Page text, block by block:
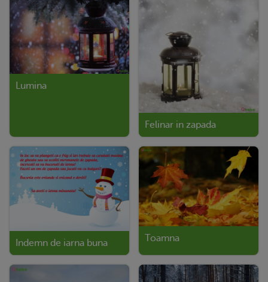
Lumina
Felinar in zapada
Indemn de iarna buna Toamna